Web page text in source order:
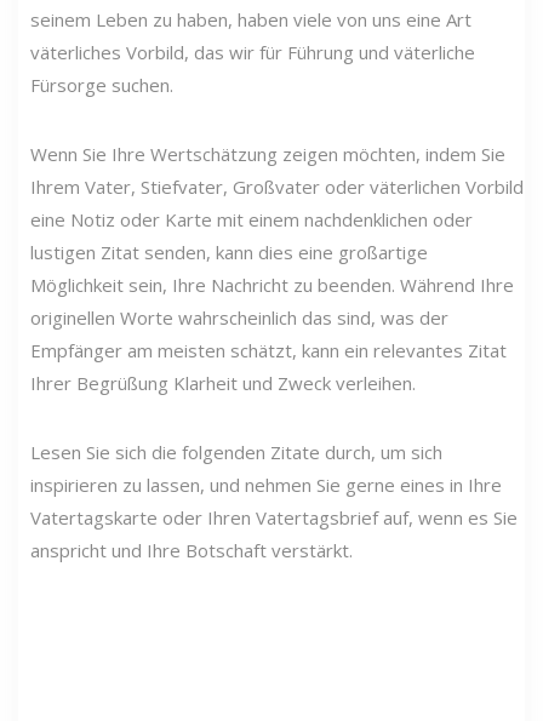
seinem Leben zu haben, haben viele von uns eine Art
väterliches Vorbild, das wir für Führung und väterliche
Fürsorge suchen.
Wenn Sie Ihre Wertschätzung zeigen möchten, indem Sie
Ihrem Vater, Stiefvater, Großvater oder väterlichen Vorbild
eine Notiz oder Karte mit einem nachdenklichen oder
lustigen Zitat senden, kann dies eine großartige
Möglichkeit sein, Ihre Nachricht zu beenden. Während Ihre
originellen Worte wahrscheinlich das sind, was der
Empfänger am meisten schätzt, kann ein relevantes Zitat
Ihrer Begrüßung Klarheit und Zweck verleihen.
Lesen Sie sich die folgenden Zitate durch, um sich
inspirieren zu lassen, und nehmen Sie gerne eines in Ihre
Vatertagskarte oder Ihren Vatertagsbrief auf, wenn es Sie
anspricht und Ihre Botschaft verstärkt.